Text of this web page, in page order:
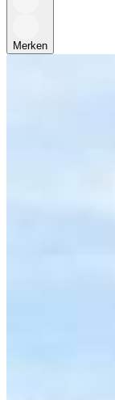
Merken